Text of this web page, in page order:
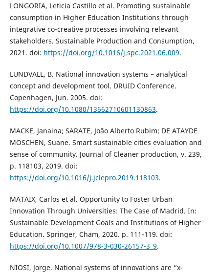
LONGORIA, Leticia Castillo et al. Promoting sustainable
consumption in Higher Education Institutions through
integrative co-creative processes involving relevant
stakeholders. Sustainable Production and Consumption,
2021. doi: https://doi.org/10.1016/j.spc.2021.06.009.
LUNDVALL, B. National innovation systems – analytical
concept and development tool. DRUID Conference.
Copenhagen, Jun. 2005. doi:
https://doi.org/10.1080/13662710601130863.
MACKE, Janaina; SARATE, João Alberto Rubim; DE ATAYDE
MOSCHEN, Suane. Smart sustainable cities evaluation and
sense of community. Journal of Cleaner production, v. 239,
p. 118103, 2019. doi:
https://doi.org/10.1016/j.jclepro.2019.118103.
MATAIX, Carlos et al. Opportunity to Foster Urban
Innovation Through Universities: The Case of Madrid. In:
Sustainable Development Goals and Institutions of Higher
Education. Springer, Cham, 2020. p. 111-119. doi:
https://doi.org/10.1007/978-3-030-26157-3_9.
NIOSI, Jorge. National systems of innovations are “x-